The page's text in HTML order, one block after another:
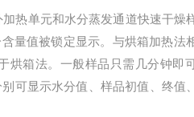
热单元和水分蒸发通道快速干燥
量值被锁定显示。与烘箱加热法
烘箱法。一般样品只需几分钟即
可显示水分值、样品初值、终值